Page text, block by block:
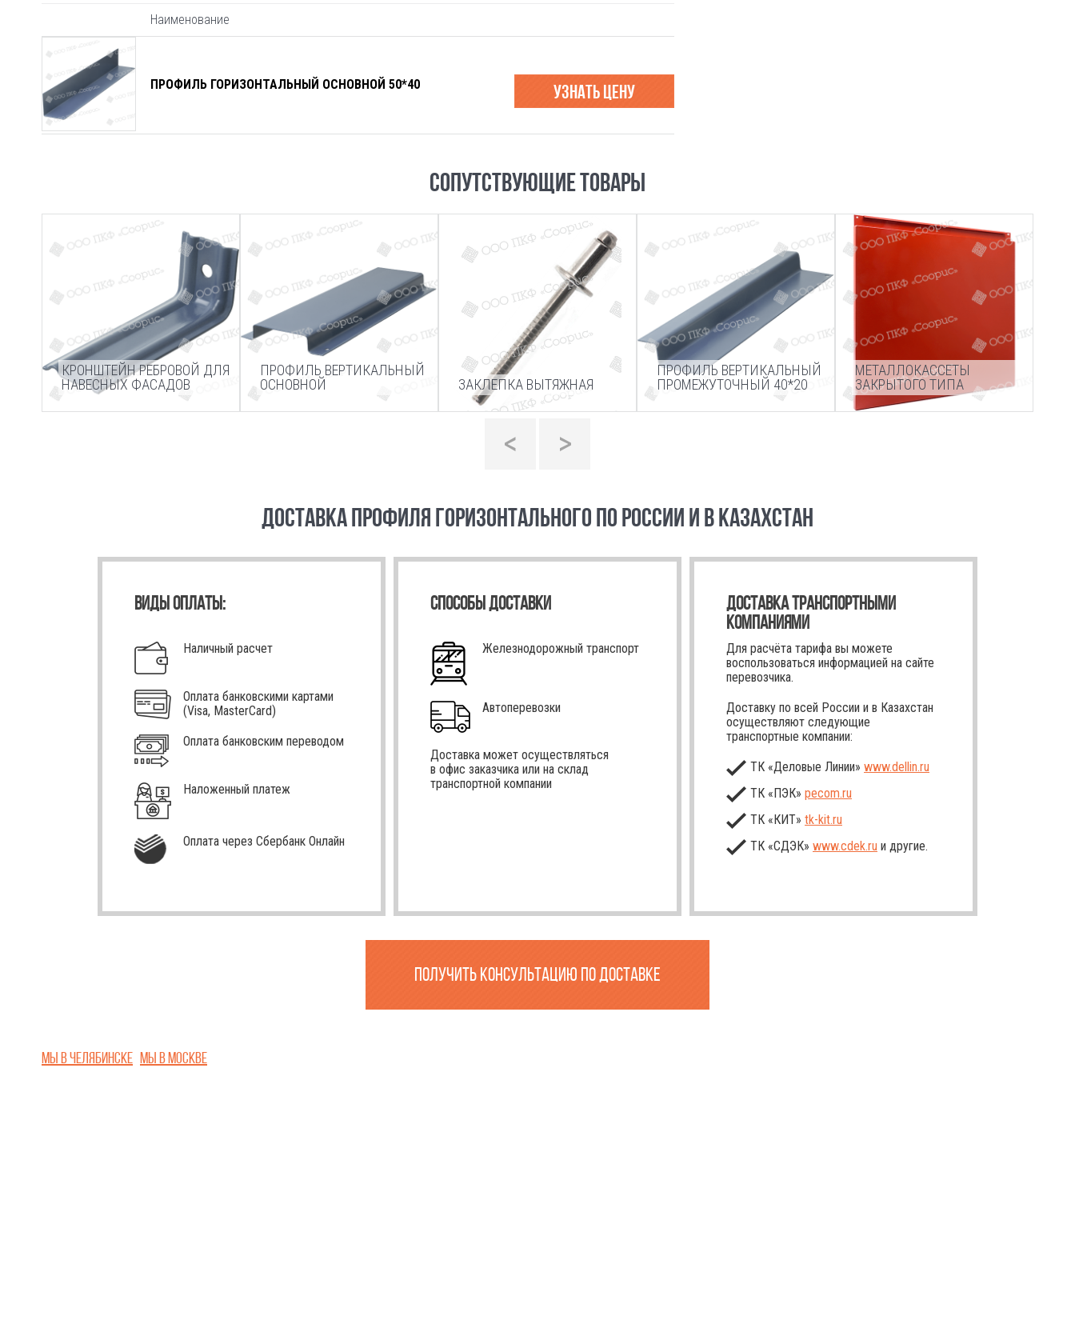
Наименование
ПРОФИЛЬ ГОРИЗОНТАЛЬНЫЙ ОСНОВНОЙ 50*40 узнать цену
СОПУТСТВУЮЩИЕ ТОВАРЫ
КРОНШТЕЙН РЕБРОВОЙ ДЛЯ
НАВЕСНЫХ ФАСАДОВ
ПРОФИЛЬ ВЕРТИКАЛЬНЫЙ
ОСНОВНОЙ
ЗАКЛЕПКА ВЫТЯЖНАЯ
ПРОФИЛЬ ВЕРТИКАЛЬНЫЙ
ПРОМЕЖУТОЧНЫЙ 40*20
МЕТАЛЛОКАССЕТЫ
ЗАКРЫТОГО ТИПА
< >
ДОСТАВКА ПРОФИЛЯ ГОРИЗОНТАЛЬНОГО ПО РОССИИ И В КАЗАХСТАН
ВИДЫ ОПЛАТЫ:
Наличный расчет
Оплата банковскими картами
(Visa, MasterCard)
Оплата банковским переводом
Наложенный платеж
Оплата через Сбербанк Онлайн
СПОСОБЫ ДОСТАВКИ
Железнодорожный транспорт
Автоперевозки
Доставка может осуществляться
в офис заказчика или на склад
транспортной компании
ДОСТАВКА ТРАНСПОРТНЫМИ
КОМПАНИЯМИ
Для расчёта тарифа вы можете
воспользоваться информацией на сайте
перевозчика.
Доставку по всей России и в Казахстан
осуществляют следующие
транспортные компании:
ТК «Деловые Линии» www.dellin.ru
ТК «ПЭК» pecom.ru
ТК «КИТ» tk-kit.ru
ТК «СДЭК» www.cdek.ru и другие.
ПОЛУЧИТЬ КОНСУЛЬТАЦИЮ ПО ДОСТАВКЕ
Мы в Челябинске Мы в Москве